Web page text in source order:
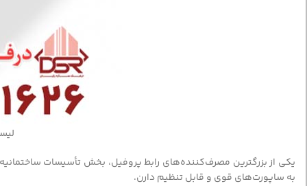
به ساپورت‌های قوی و قابل تنظیم دارن.